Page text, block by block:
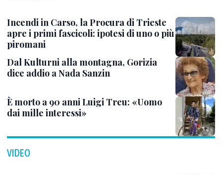
Incendi in Carso, la Procura di Trieste
apre i primi fascicoli: ipotesi di uno o più
piromani
Dal Kulturni alla montagna, Gorizia
dice addio a Nada Sanzin
È morto a 90 anni Luigi Treu: «Uomo
dai mille interessi»
VIDEO